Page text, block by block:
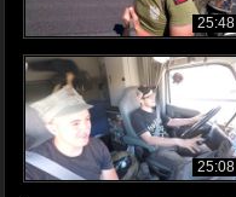
25:48
25:08